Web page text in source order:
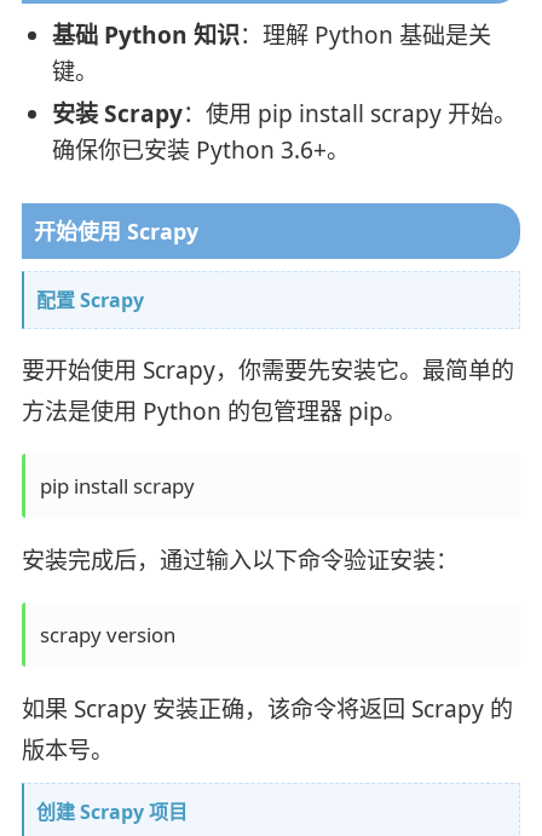
基础 Python 知识：理解 Python 基础是关
键。
安装 Scrapy：使用 pip install scrapy 开始。
确保你已安装 Python 3.6+。
开始使用 Scrapy
配置 Scrapy
要开始使用 Scrapy，你需要先安装它。最简单的
方法是使用 Python 的包管理器 pip。
pip install scrapy
安装完成后，通过输入以下命令验证安装：
scrapy version
如果 Scrapy 安装正确，该命令将返回 Scrapy 的
版本号。
创建 Scrapy 项目